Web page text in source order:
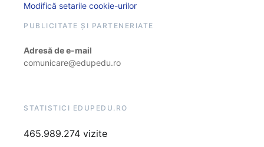
Modifică setarile cookie-urilor
PUBLICITATE ȘI PARTENERIATE
Adresă de e-mail
comunicare@edupedu.ro
STATISTICI EDUPEDU.RO
465.989.274 vizite